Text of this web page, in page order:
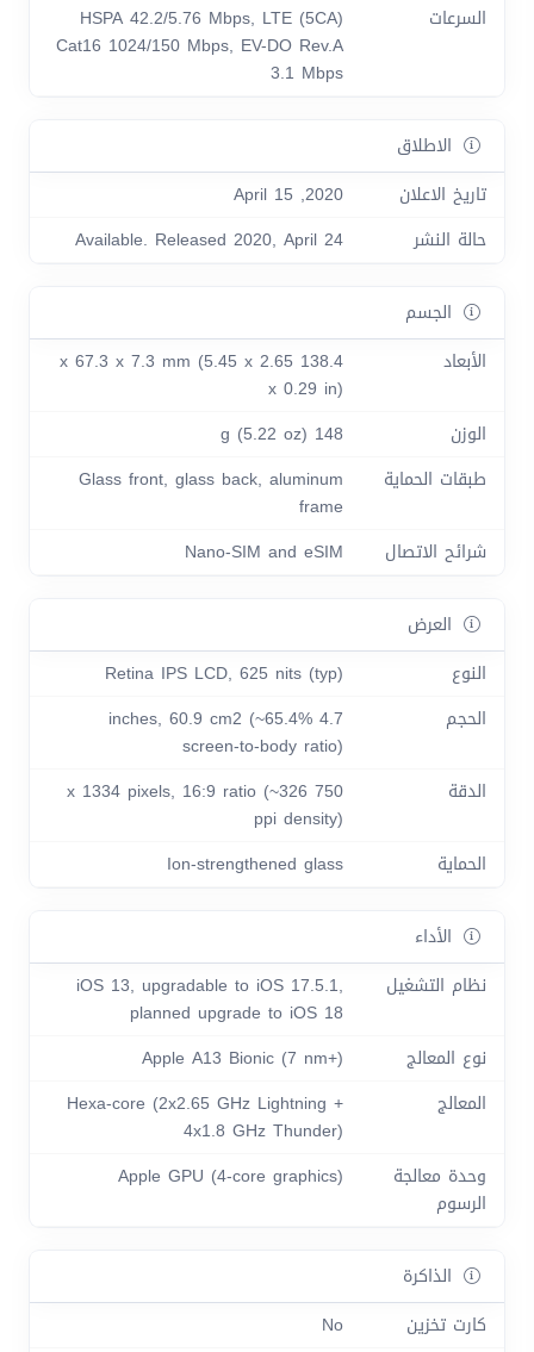
السرعات
HSPA 42.2/5.76 Mbps, LTE (5CA)
Cat16 1024/150 Mbps, EV-DO Rev.A
3.1 Mbps
الاطلاق
تاريخ الاعلان
2020, April 15
حالة النشر
Available. Released 2020, April 24
الجسم
الأبعاد
138.4 x 67.3 x 7.3 mm (5.45 x 2.65
x 0.29 in)
الوزن
148 g (5.22 oz)
طبقات الحماية
Glass front, glass back, aluminum
frame
شرائح الاتصال
Nano-SIM and eSIM
العرض
النوع
Retina IPS LCD, 625 nits (typ)
الحجم
4.7 inches, 60.9 cm2 (~65.4%
screen-to-body ratio)
الدقة
750 x 1334 pixels, 16:9 ratio (~326
ppi density)
الحماية
Ion-strengthened glass
الأداء
نظام التشغيل
iOS 13, upgradable to iOS 17.5.1,
planned upgrade to iOS 18
نوع المعالج
Apple A13 Bionic (7 nm+)
المعالج
Hexa-core (2x2.65 GHz Lightning +
4x1.8 GHz Thunder)
وحدة معالجة
الرسوم
Apple GPU (4-core graphics)
الذاكرة
كارت تخزين
No